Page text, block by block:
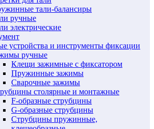
тали-балансиры
ручные
электрические
устройства и инструменты фиксации
ручные
Клещи зажимные с фиксатором
Пружинные зажимы
Сварочные зажимы
столярные и монтажные
F-образные струбцины
G-образные струбцины
Струбцины пружинные,